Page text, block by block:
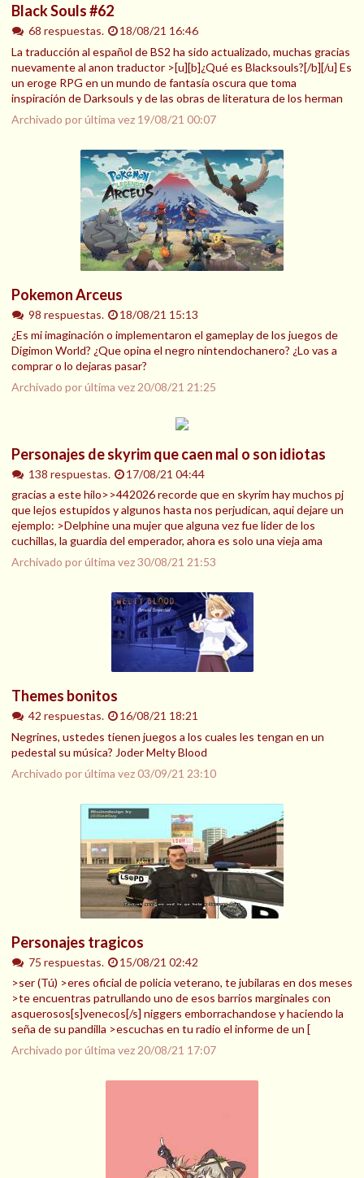
Black Souls #62
68 respuestas.
18/08/21 16:46
La traducción al español de BS2 ha sido actualizado, muchas gracias
nuevamente al anon traductor >[u][b]¿Qué es Blacksouls?[/b][/u] Es
un eroge RPG en un mundo de fantasía oscura que toma
inspiración de Darksouls y de las obras de literatura de los herman
Archivado por última vez 19/08/21 00:07
Pokemon Arceus
98 respuestas.
18/08/21 15:13
¿Es mi imaginación o implementaron el gameplay de los juegos de
Digimon World? ¿Que opina el negro nintendochanero? ¿Lo vas a
comprar o lo dejaras pasar?
Archivado por última vez 20/08/21 21:25
Personajes de skyrim que caen mal o son idiotas
138 respuestas.
17/08/21 04:44
gracias a este hilo>>442026 recorde que en skyrim hay muchos pj
que lejos estupidos y algunos hasta nos perjudican, aqui dejare un
ejemplo: >Delphine una mujer que alguna vez fue lider de los
cuchillas, la guardia del emperador, ahora es solo una vieja ama
Archivado por última vez30/08/21 21:53
Themes bonitos
42 respuestas.
16/08/21 18:21
Negrines, ustedes tienen juegos a los cuales les tengan en un
pedestal su música? Joder Melty Blood
Archivado por última vez03/09/21 23:10
Personajes tragicos
75 respuestas.
15/08/21 02:42
>ser (Tú) >eres oficial de policia veterano, te jubilaras en dos meses
>te encuentras patrullando uno de esos barrios marginales con
asquerosos[s]venecos[/s] niggers emborrachandose y haciendo la
seña de su pandilla >escuchas en tu radio el informe de un [
Archivado por última vez 20/08/21 17:07